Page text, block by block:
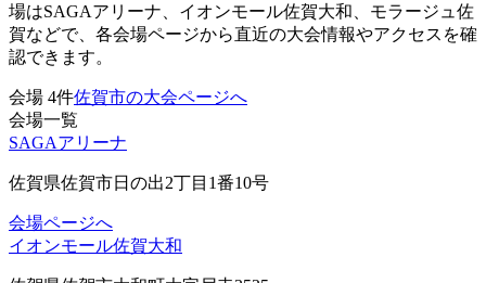
場はSAGAアリーナ、イオンモール佐賀大和、モラージュ佐
賀などで、各会場ページから直近の大会情報やアクセスを確
認できます。
会場 4件佐賀市の大会ページへ
会場一覧
SAGAアリーナ
佐賀県佐賀市日の出2丁目1番10号
会場ページへ
イオンモール佐賀大和